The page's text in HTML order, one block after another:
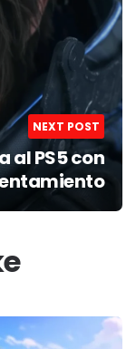
NEXT POST
al PS5 con